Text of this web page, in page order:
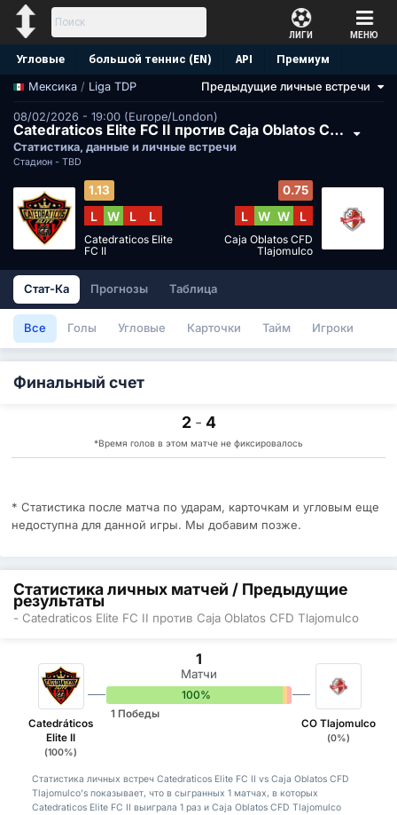
ЛИГИ МЕНЮ
Угловые большой теннис (EN) API Премиум
Прогноз
Мексика / Liga TDP Предыдущие личные встречи
08/02/2026 - 19:00 (Europe/London)
Catedraticos Elite FC II против Caja Oblatos CFD Tlajomulco
Статистика, данные и личные встречи
Стадион - TBD
1.13
L W L L
Catedraticos Elite
FC II
0.75
L W W L
Caja Oblatos CFD
Tlajomulco
Стат-Ка Прогнозы Таблица
Все Голы Угловые Карточки Тайм Игроки
Финальный счет
2 - 4
*Время голов в этом матче не фиксировалось
* Статистика после матча по ударам, карточкам и угловым еще
недоступна для данной игры. Мы добавим позже.
Статистика личных матчей / Предыдущие
результаты
- Catedraticos Elite FC II против Caja Oblatos CFD Tlajomulco
Catedráticos
Elite II
(100%)
1
Матчи
100% 0%
0%
1 Победы
CO Tlajomulco
(0%)
Статистика личных встреч Catedraticos Elite FC II vs Caja Oblatos CFD
Tlajomulco's показывает, что в сыгранных 1 матчах, в которых
Catedraticos Elite FC II выиграла 1 раз и Caja Oblatos CFD Tlajomulco